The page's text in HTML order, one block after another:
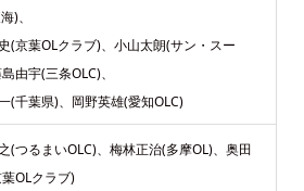
)、
(京葉OLクラブ)、小山太朗(サン・スー
由宇(三条OLC)、
(千葉県)、岡野英雄(愛知OLC)
(つるまいOLC)、梅林正治(多摩OL)、奥田
OLクラブ)